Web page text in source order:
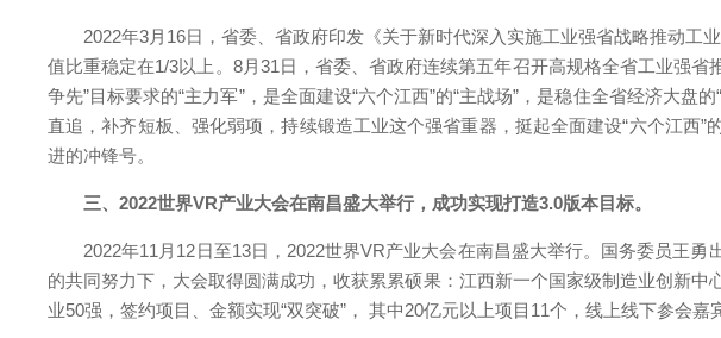
2022年3月16日，省委、省政府印发《关于新时代深入实施工业强省战略推动工
值比重稳定在1/3以上。8月31日，省委、省政府连续第五年召开高规格全省工业强
争先”目标要求的“主力军”，是全面建设“六个江西”的“主战场”，是稳住全省经济大
直追，补齐短板、强化弱项，持续锻造工业这个强省重器，挺起全面建设“六个江西
进的冲锋号。
三、2022世界VR产业大会在南昌盛大举行，成功实现打造3.0版本目标。
2022年11月12日至13日，2022世界VR产业大会在南昌盛大举行。国务委员王勇
的共同努力下，大会取得圆满成功，收获累累硕果：江西新一个国家级制造业创新
业50强，签约项目、金额实现“双突破”， 其中20亿元以上项目11个，线上线下参会